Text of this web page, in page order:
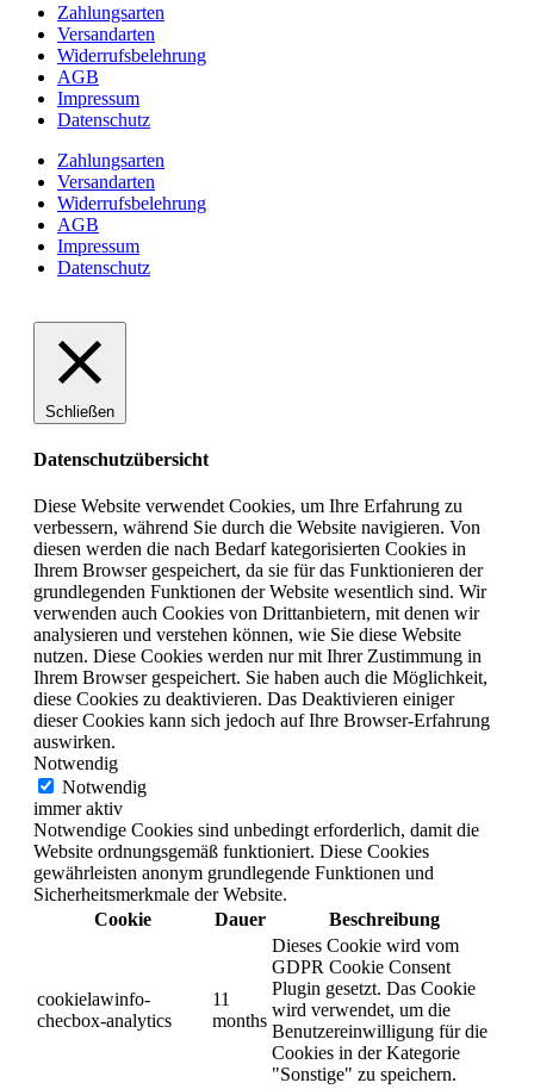
Zahlungsarten
Versandarten
Widerrufsbelehrung
AGB
Impressum
Datenschutz
Zahlungsarten
Versandarten
Widerrufsbelehrung
AGB
Impressum
Datenschutz
Schließen
Datenschutzübersicht
Diese Website verwendet Cookies, um Ihre Erfahrung zu
verbessern, während Sie durch die Website navigieren. Von
diesen werden die nach Bedarf kategorisierten Cookies in
Ihrem Browser gespeichert, da sie für das Funktionieren der
grundlegenden Funktionen der Website wesentlich sind. Wir
verwenden auch Cookies von Drittanbietern, mit denen wir
analysieren und verstehen können, wie Sie diese Website
nutzen. Diese Cookies werden nur mit Ihrer Zustimmung in
Ihrem Browser gespeichert. Sie haben auch die Möglichkeit,
diese Cookies zu deaktivieren. Das Deaktivieren einiger
dieser Cookies kann sich jedoch auf Ihre Browser-Erfahrung
auswirken.
Notwendig
Notwendig
immer aktiv
Notwendige Cookies sind unbedingt erforderlich, damit die
Website ordnungsgemäß funktioniert. Diese Cookies
gewährleisten anonym grundlegende Funktionen und
Sicherheitsmerkmale der Website.
Cookie
Dauer Beschreibung
cookielawinfo-
checbox-analytics
11
months
Dieses Cookie wird vom
GDPR Cookie Consent
Plugin gesetzt. Das Cookie
wird verwendet, um die
Benutzereinwilligung für die
Cookies in der Kategorie
"Sonstige" zu speichern.